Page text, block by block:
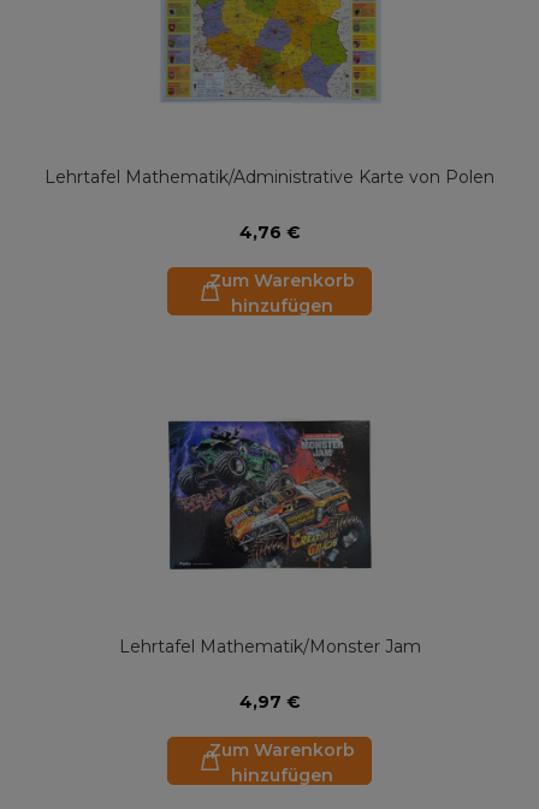
Lehrtafel Mathematik/Administrative Karte von Polen
4,76 €
Zum Warenkorb
hinzufügen
Lehrtafel Mathematik/Monster Jam
4,97 €
Zum Warenkorb
hinzufügen